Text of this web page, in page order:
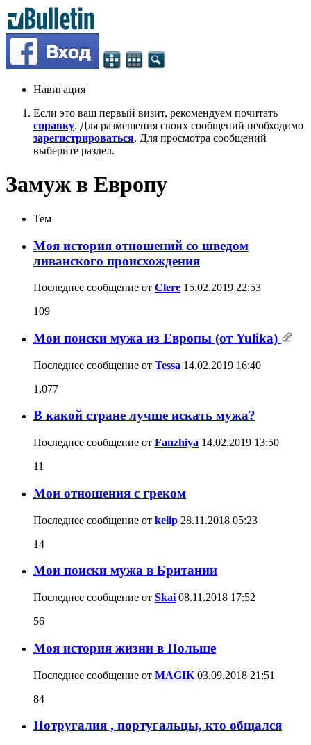
Навигация
Если это ваш первый визит, рекомендуем почитать
справку. Для размещения своих сообщений необходимо
зарегистрироваться. Для просмотра сообщений
выберите раздел.
Замуж в Европу
Тем
Моя история отношений со шведом
ливанского происхождения
Последнее сообщение от Clere 15.02.2019 22:53
109
Мои поиски мужа из Европы (от Yulika)
Последнее сообщение от Tessa 14.02.2019 16:40
1,077
В какой стране лучше искать мужа?
Последнее сообщение от Fanzhiya 14.02.2019 13:50
11
Мои отношения с греком
Последнее сообщение от kelip 28.11.2018 05:23
14
Мои поиски мужа в Британии
Последнее сообщение от Skai 08.11.2018 17:52
56
Моя история жизни в Польше
Последнее сообщение от MAGIK 03.09.2018 21:51
84
Потругалия , португальцы, кто общался